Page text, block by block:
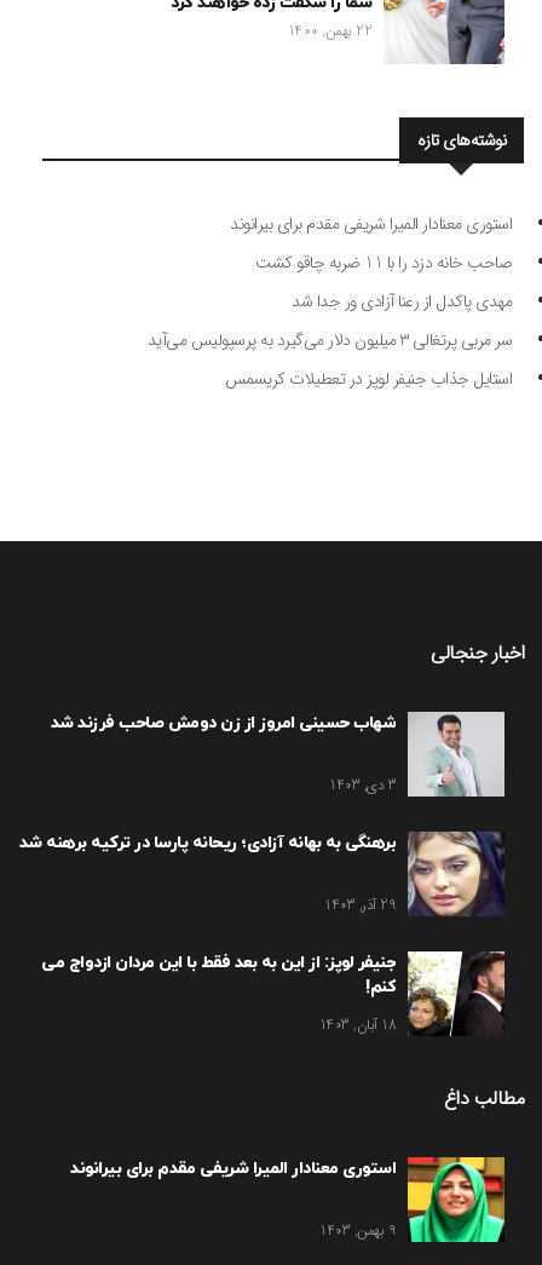
22 بهمن, 1400
نوشته‌های تازه
استوری معنادار المیرا شریفی مقدم برای بیرانوند
صاحب خانه دزد را با 11 ضربه چاقو کشت
مهدی پاکدل از رعنا آزادی ور جدا شد
سر مربی پرتغالی ۳ میلیون دلار می‌گیرد به پرسپولیس می‌آید
استایل جذاب جنیفر لوپز در تعطیلات کریسمس
اخبار جنجالی
شهاب حسینی امروز از زن دومش صاحب فرزند شد
3 دی, 1403
برهنگی به بهانه آزادی؛ ریحانه پارسا در ترکیه برهنه شد
29 آذر, 1403
جنیفر لوپز: از این به بعد فقط با این مردان ازدواج می
کنم!
18 آبان, 1403
مطالب داغ
استوری معنادار المیرا شریفی مقدم برای بیرانوند
9 بهمن, 1403